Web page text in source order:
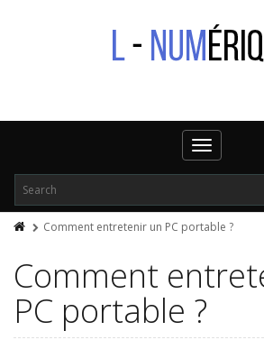
Toggle
navigation
Comment entretenir un PC portable ?
Comment
PC portable ?